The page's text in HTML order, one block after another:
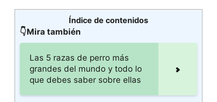
Índice de contenidos
👇Mira también
Las 5 razas de perro más
grandes del mundo y todo lo
que debes saber sobre ellas